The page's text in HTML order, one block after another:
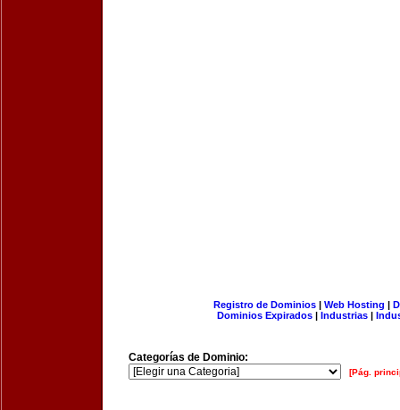
Registro de Dominios| Web Hosting |
Dominios Expirados | Industrias |
Categorías de Dominio:
[Pág.